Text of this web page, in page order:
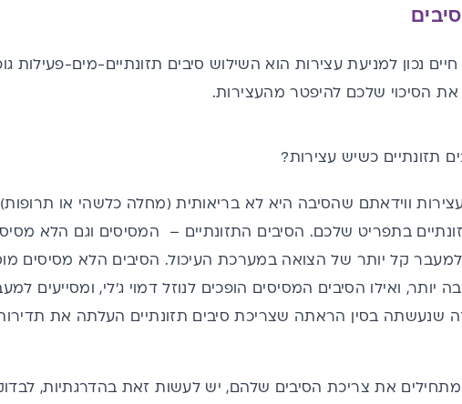
נכון למניעת עצירות הוא השילוש סיבים תזונתיים-מים-פעילות
את הסיכוי שלכם להיפטר מהעצירות.
תזונתיים כשיש עצירות?
ווידאתם שהסיבה היא לא בריאותית (מחלה כלשהי או תרופות),
בתפריט שלכם. הסיבים התזונתיים – המסיסים וגם הלא
קל יותר של הצואה במערכת העיכול. הסיבים הלא מסיסים
יותר, ואילו הסיבים המסיסים הופכים לנוזל דמוי ג'לי, ומסייעים
שנעשתה בסין הראתה שצריכת סיבים תזונתיים העלתה את
את צריכת הסיבים שלהם, יש לעשות זאת בהדרגתיות,